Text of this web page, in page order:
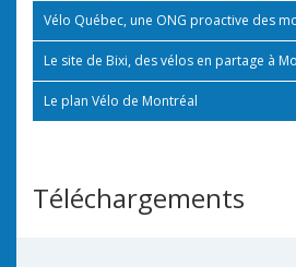
Vélo Québec, une ONG proactive des
Le site de Bixi, des vélos en partage à
Le plan Vélo de Montréal
Téléchargements